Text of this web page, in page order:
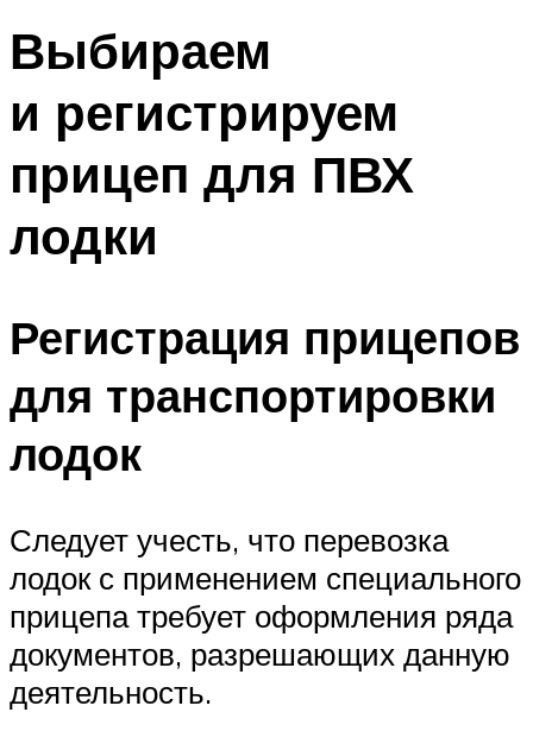
Выбираем
и регистрируем
прицеп для ПВХ
лодки
Регистрация прицепов
для транспортировки
лодок
Следует учесть, что перевозка
лодок с применением специального
прицепа требует оформления ряда
документов, разрешающих данную
деятельность.